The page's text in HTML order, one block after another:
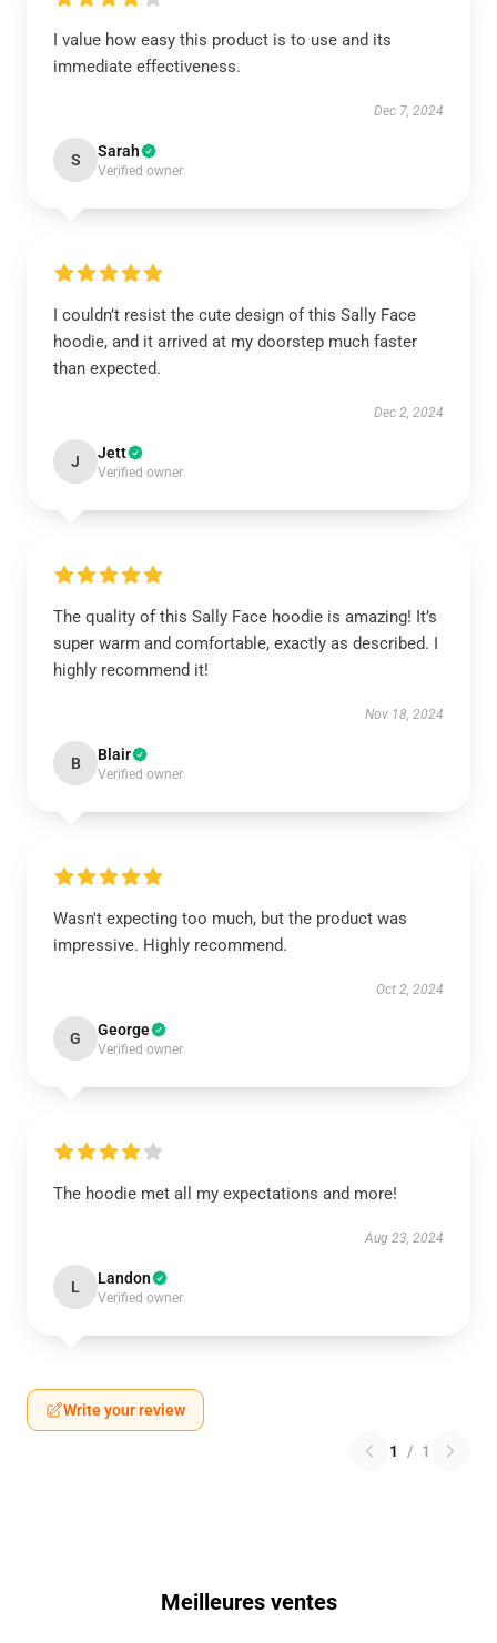
I value how easy this product is to use and its
immediate effectiveness.
Dec 7, 2024
S Sarah
Verified owner
I couldn’t resist the cute design of this Sally Face
hoodie, and it arrived at my doorstep much faster
than expected.
Dec 2, 2024
J Jett
Verified owner
The quality of this Sally Face hoodie is amazing! It’s
super warm and comfortable, exactly as described. I
highly recommend it!
Nov 18, 2024
B Blair
Verified owner
Wasn't expecting too much, but the product was
impressive. Highly recommend.
Oct 2, 2024
G George
Verified owner
The hoodie met all my expectations and more!
Aug 23, 2024
L Landon
Verified owner
Write your review
1 / 1
Meilleures ventes